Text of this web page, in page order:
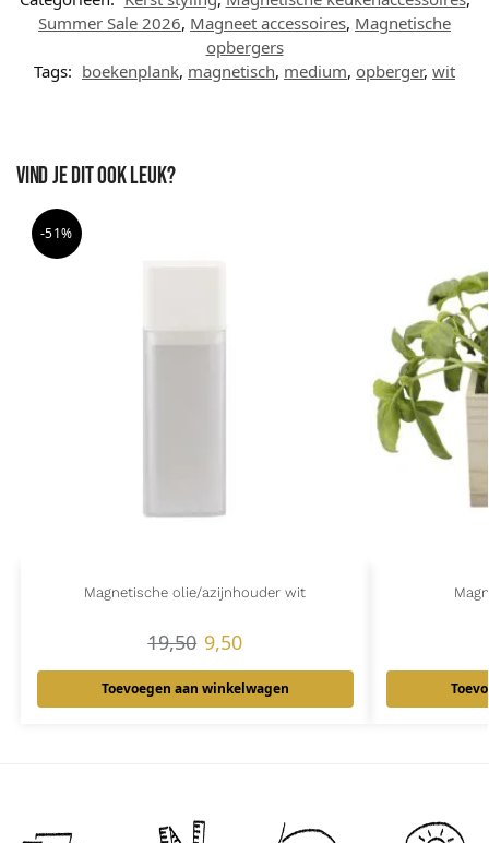
Summer Sale 2026, Magneet accessoires, Magnetische
opbergers
Tags: boekenplank, magnetisch, medium, opberger, wit
Vind je dit ook leuk?
-51%
Magnetische olie/azijnhouder wit
19,50 9,50
Toevoegen aan winkelwagen